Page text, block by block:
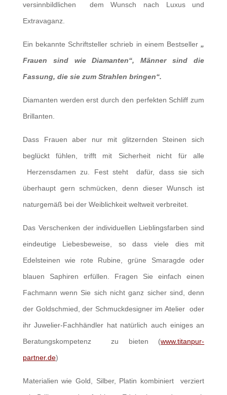
versinnbildlichen dem Wunsch nach Luxus und
Extravaganz.
Ein bekannte Schriftsteller schrieb in einem Bestseller„
Frauen sind wie Diamanten“, Männer sind die
Fassung, die sie zum Strahlen bringen“.
Diamanten werden erst durch den perfekten Schliff zum
Brillanten.
Dass Frauen aber nur mit glitzernden Steinen sich
beglückt fühlen, trifft mit Sicherheit nicht für alle
Herzensdamen zu. Fest steht dafür, dass sie sich
überhaupt gern schmücken, denn dieser Wunsch ist
naturgemäß bei der Weiblichkeit weltweit verbreitet.
Das Verschenken der individuellen Lieblingsfarben sind
eindeutige Liebesbeweise, so dass viele dies mit
Edelsteinen wie rote Rubine, grüne Smaragde oder
blauen Saphiren erfüllen. Fragen Sie einfach einen
Fachmann wenn Sie sich nicht ganz sicher sind, denn
der Goldschmied, der Schmuckdesigner im Atelier oder
ihr Juwelier-Fachhändler hat natürlich auch einiges an
Beratungskompetenz zu bieten (www.titanpur-
partner.de)
Materialien wie Gold, Silber, Platin kombiniert verziert